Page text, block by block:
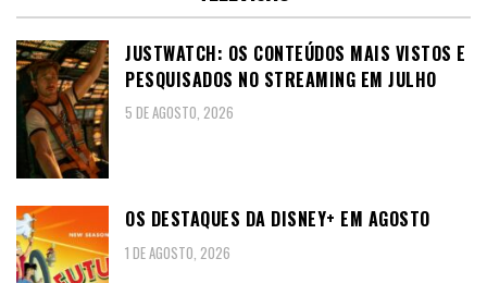
JUSTWATCH: OS CONTEÚDOS MAIS VISTOS E
PESQUISADOS NO STREAMING EM JULHO
5 DE AGOSTO, 2026
OS DESTAQUES DA DISNEY+ EM AGOSTO
1 DE AGOSTO, 2026